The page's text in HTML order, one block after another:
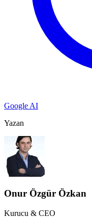
Google AI
Yazan
Onur Özgür Özkan
Kurucu & CEO